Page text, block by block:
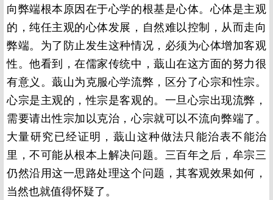
向弊端根本原因在于心学的根基是心体。心体是主观
的，纯任主观的心体发展，自然难以控制，从而走向
弊端。为了防止发生这种情况，必须为心体增加客观
性。他看到，在儒家传统中，蕺山在这方面的努力很
有意义。蕺山为克服心学流弊，区分了心宗和性宗。
心宗是主观的，性宗是客观的。一旦心宗出现流弊，
需要请出性宗加以克治，心宗就可以不流向弊端了。
大量研究已经证明，蕺山这种做法只能治表不能治
里，不可能从根本上解决问题。三百年之后，牟宗三
仍然沿用这一思路处理这个问题，其客观效果如何，
当然也就值得怀疑了。